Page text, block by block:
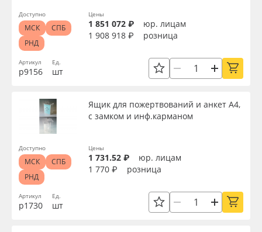
Артикул
р9156
Ед.
шт
Цены
1 851 072 ₽
юр. лицам
1 908 918 ₽
розница
Доступно
МСК
СПБ
РНД
Артикул
р1730
Ящик для пожертвований и анкет А4,
с замком и инф.карманом
Ед.
шт
Цены
1 731.52 ₽
юр. лицам
1 770 ₽
розница
Доступно
МСК
СПБ
РНД